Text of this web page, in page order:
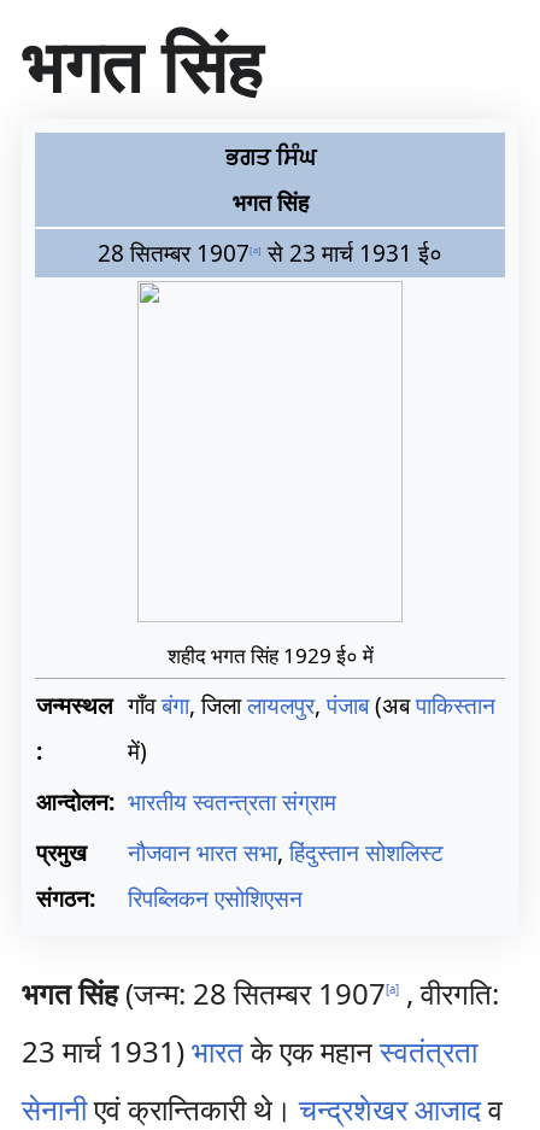
ग्री
भगत सिंह
ਭਗਤ ਸਿੰਘ
भगत सिंह
28 सितम्बर 1907[a] से 23 मार्च 1931 ई०
शहीद भगत सिंह 1929 ई० में
जन्मस्थल
:
गाँवबंगा, जिलालायलपुर,पंजाब(अबपाकिस्तान
में)
आन्दोलन: भारतीय स्वतन्त्रता संग्राम
प्रमुख
संगठन:
नौजवान भारत सभा,हिंदुस्तान सोशलिस्ट
रिपब्लिकन एसोशिएसन
भगत सिंह(जन्म: 28 सितम्बर 1907[a], वीरगति:
23 मार्च 1931)भारतके एक महानस्वतंत्रता
सेनानीएवं क्रान्तिकारी थे।चन्द्रशेखर आजादव